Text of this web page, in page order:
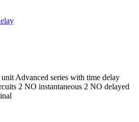
Advanced series with time delay
2 NO instantaneous 2 NO delayed